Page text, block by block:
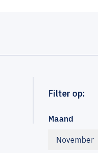
Filter op:
Maand
November